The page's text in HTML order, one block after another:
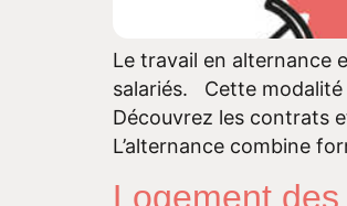
Le travail en alternance
salariés. Cette modalité
Découvrez les contrats
L’alternance combine
Logement